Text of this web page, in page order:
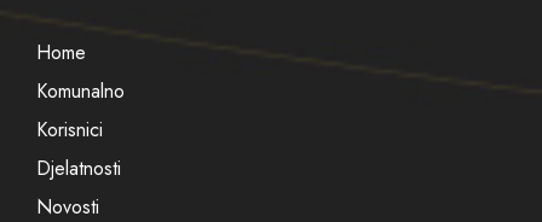
Home
Komunalno
Korisnici
Djelatnosti
Novosti